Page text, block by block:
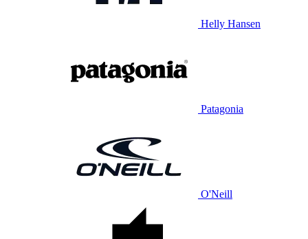
Helly Hansen
Patagonia
O'Neill